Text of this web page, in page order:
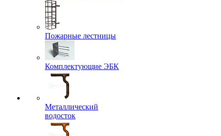
Пожарные лестницы
Комплектующие ЭБК
Металлический
водосток